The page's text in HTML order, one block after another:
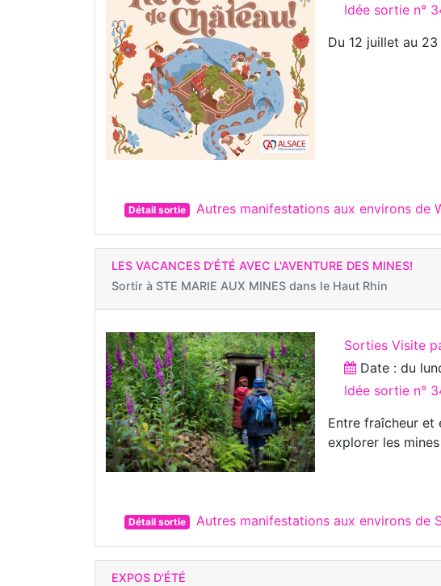
Idée sortie n°
Du 12 juillet au
Détail sortie Autres manifestations aux environs de
LES VACANCES D'ÉTÉ AVEC L'AVENTURE DES MINES!
Sortir à STE MARIE AUX MINES dans le Haut Rhin
Sorties Visite
Date : du
Idée sortie n°
Entre fraîcheur et
explorer les
Détail sortie Autres manifestations aux environs de
EXPOS D'ÉTÉ